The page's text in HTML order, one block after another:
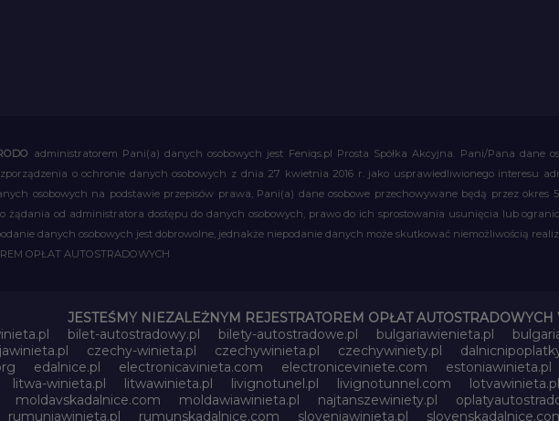
administratorem Pani(a) danych osobowych jest Feniqs.pl Prosta Spółka Akcyjna. Pani/Pana
o ochronie danych osobowych z dnia 27 kwietnia 2016 r. jako usprawiedliwionego interesu
osobowych na podstawie przepisów prawa, Pani(a) dane osobowe przechowywane będą przez
żądania od administratora dostępu do danych osobowych, prawo do ich sprostowania usunięcia lub
danych osobowych jest dobrowolne, jednakże niepodanie danych może skutkować niemożliwością
OPŁAT AUTOSTRADOWYCH
JESTEŚMY NIEZALEŻNYM REJESTRATOREM OPŁAT
bilet-autostradowy.pl bilety-autostradowe.pl bulgariawienieta.pl
czechy-winieta.pl czechywinieta.pl czechywiniety.pl
edalnice.pl electronicavinieta.com electroniceviniete.com estoniawinieta.pl
litwa-winieta.pl litwawinieta.pl livignotunel.pl livignotunnel.com lotvawinieta.pl
moldavskadalnice.com moldawiawinieta.pl najtanszewiniety.pl
rumuniawinieta.pl rumunskadalnice.com sloveniawinieta.pl